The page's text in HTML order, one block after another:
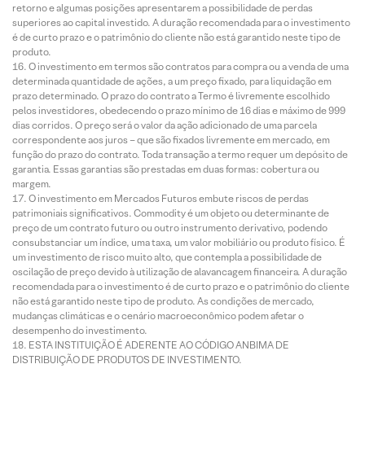
retorno e algumas posições apresentarem a possibilidade de perdas
superiores ao capital investido. A duração recomendada para o investimento
é de curto prazo e o patrimônio do cliente não está garantido neste tipo de
produto.
O investimento em termos são contratos para compra ou a venda de uma
determinada quantidade de ações, a um preço fixado, para liquidação em
prazo determinado. O prazo do contrato a Termo é livremente escolhido
pelos investidores, obedecendo o prazo mínimo de 16 dias e máximo de 999
dias corridos. O preço será o valor da ação adicionado de uma parcela
correspondente aos juros – que são fixados livremente em mercado, em
função do prazo do contrato. Toda transação a termo requer um depósito de
garantia. Essas garantias são prestadas em duas formas: cobertura ou
margem.
O investimento em Mercados Futuros embute riscos de perdas
patrimoniais significativos. Commodity é um objeto ou determinante de
preço de um contrato futuro ou outro instrumento derivativo, podendo
consubstanciar um índice, uma taxa, um valor mobiliário ou produto físico. É
um investimento de risco muito alto, que contempla a possibilidade de
oscilação de preço devido à utilização de alavancagem financeira. A duração
recomendada para o investimento é de curto prazo e o patrimônio do cliente
não está garantido neste tipo de produto. As condições de mercado,
mudanças climáticas e o cenário macroeconômico podem afetar o
desempenho do investimento.
ESTA INSTITUIÇÃO É ADERENTE AO CÓDIGO ANBIMA DE
DISTRIBUIÇÃO DE PRODUTOS DE INVESTIMENTO.